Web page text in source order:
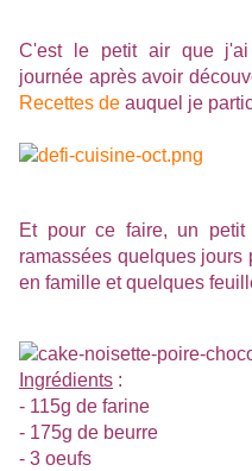
C'est le petit air que j'ai
journée après avoir
Recettes de auquel je
Et pour ce faire, un
ramassées quelques
en famille et quelques
Ingrédients :
- 115g de farine
- 175g de beurre
- 3 oeufs